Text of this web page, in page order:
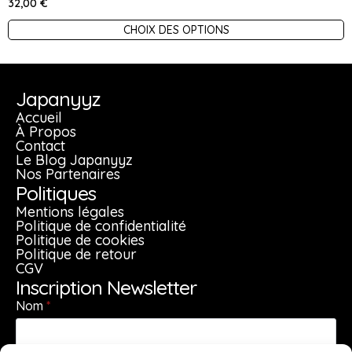
32,00 €
CHOIX DES OPTIONS
Ce
a
variations.
Les
options
peuvent
être
choisies
sur
la
page
du
produit
Japanyyz
Accueil
À Propos
Contact
Le Blog Japanyyz
Nos Partenaires
Politiques
Mentions légales
Politique de confidentialité
Politique de cookies
Politique de retour
CGV
Inscription Newsletter
Nom *